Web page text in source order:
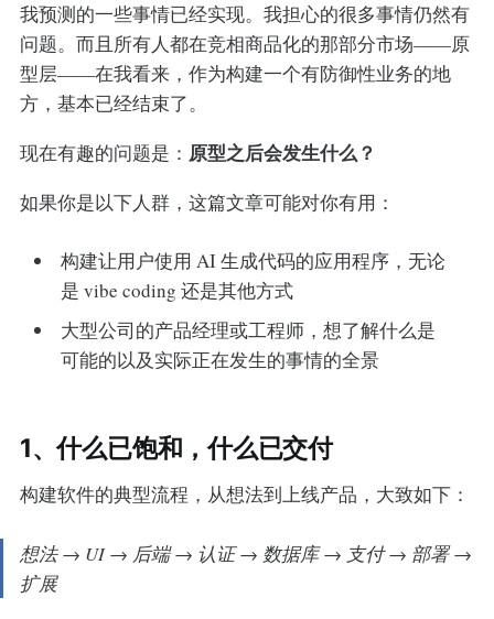
我预测的一些事情已经实现。我担心的很多事情仍然有
问题。而且所有人都在竞相商品化的那部分市场——原
型层——在我看来，作为构建一个有防御性业务的地
方，基本已经结束了。
现在有趣的问题是： 原型之后会发生什么？
如果你是以下人群，这篇文章可能对你有用：
构建让用户使用 AI 生成代码的应用程序，无论
是 vibe coding 还是其他方式
大型公司的产品经理或工程师，想了解什么是
可能的以及实际正在发生的事情的全景
1、什么已饱和，什么已交付
构建软件的典型流程，从想法到上线产品，大致如下：
想法 → UI → 后端 → 认证 → 数据库 → 支付 → 部署 →
扩展